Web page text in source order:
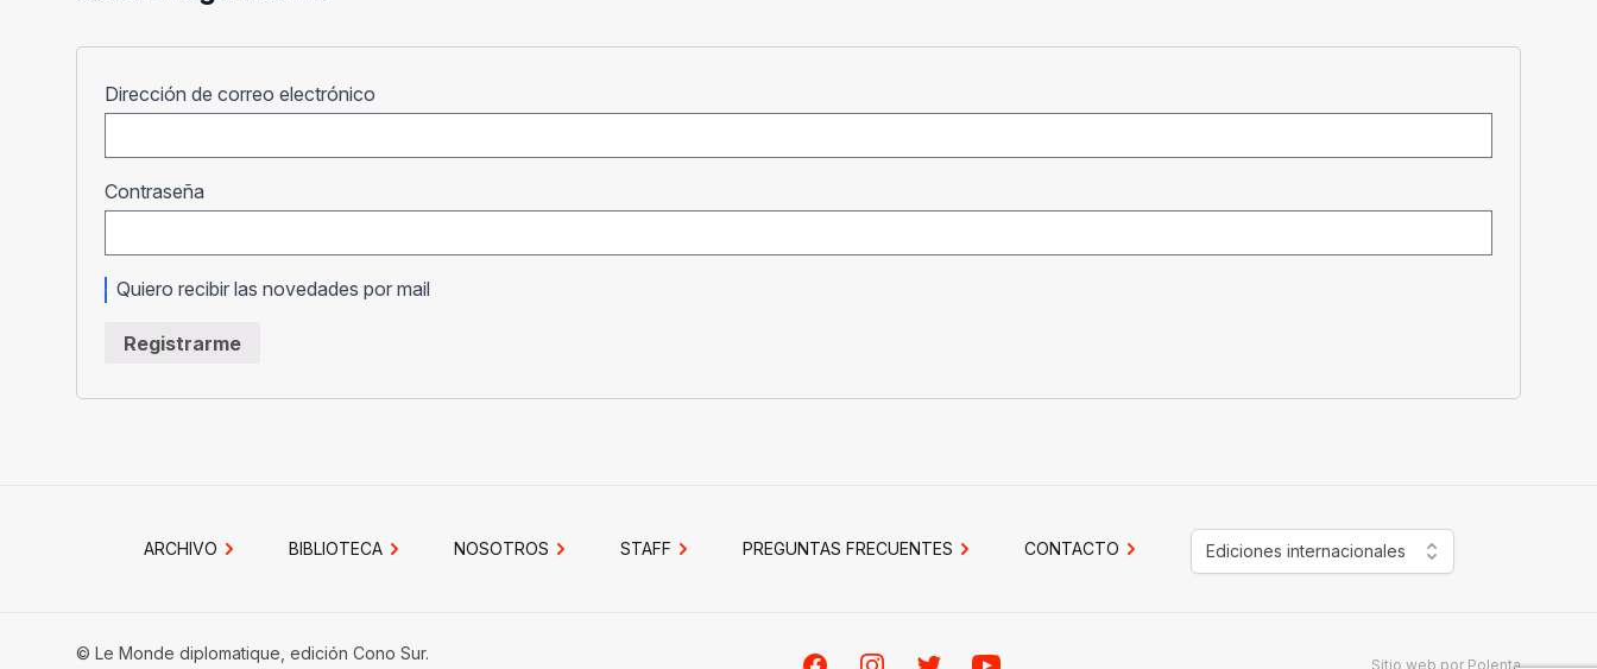
Dirección de correo electrónico
Contraseña
Quiero recibir las novedades por mail
Registrarme
ARCHIVO BIBLIOTECA NOSOTROS STAFF PREGUNTAS FRECUENTES CONTACTO Ediciones internacionales
© Le Monde diplomatique, edición Cono Sur.
Sitio web por Polenta